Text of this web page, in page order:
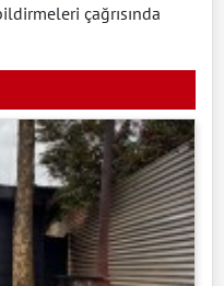
çağrısında